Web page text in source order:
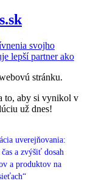
svojho
lepší partner ako
stránku.
to, aby si vynikol v
už dnes!
uverejňovania:
a zvýšiť dosah
a produktov na